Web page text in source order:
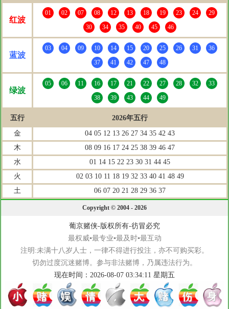
红波
01 02 07 08 12 13 18 19 23 24
29
30
34 35 40 45 46
蓝波
03 04 09 10 14 15 20 25 26 31
36
37
41 42 47 48
绿波
05 06 11 16 17 21 22 27 28 32
33
38
39 43 44 49
五行
2026年五行
金
04 05 12 13 26 27 34 35 42 43
木
08 09 16 17 24 25 38 39 46 47
水
01 14 15 22 23 30 31 44 45
火
02 03 10 11 18 19 32 33 40 41 48 49
土
06 07 20 21 28 29 36 37
Copyright © 2004 - 2026
葡京赌侠-版权所有-彷冒必究
最权威▪最专业▪最及时▪最互动
注明:未满十八岁人士，一律不得进行投注，亦不可购买彩。
切勿过度沉迷赌博。参与非法赌博，乃属违法行为。
现在时间：2026-08-07 03:34:11 星期五